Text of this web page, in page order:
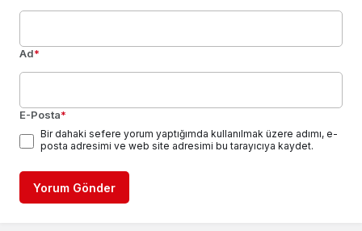
Ad*
E-Posta*
Bir dahaki sefere yorum yaptığımda kullanılmak üzere adımı, e-
posta adresimi ve web site adresimi bu tarayıcıya kaydet.
Yorum Gönder